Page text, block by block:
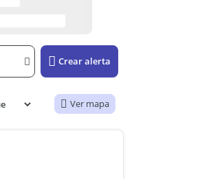
Crear alerta
Ver mapa